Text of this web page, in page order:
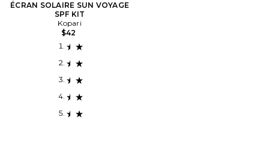
ÉCRAN SOLAIRE SUN VOYAGE
SPF KIT
Kopari
$42